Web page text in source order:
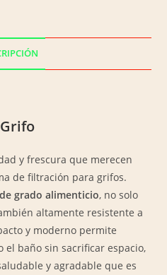
y frescura que merecen
de filtración para grifos.
grado alimenticio, no solo
altamente resistente a
y moderno permite
el baño sin sacrificar espacio,
y agradable que es